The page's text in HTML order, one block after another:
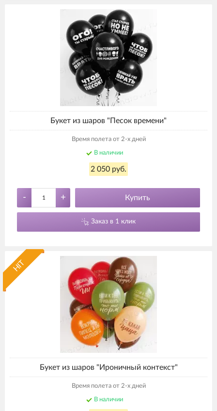
Букет из шаров "Песок времени"
Время полета от 2-х дней
В наличии
2 050 руб.
- + Купить
Заказ в 1 клик
HIT
Букет из шаров "Ироничный контекст"
Время полета от 2-х дней
В наличии